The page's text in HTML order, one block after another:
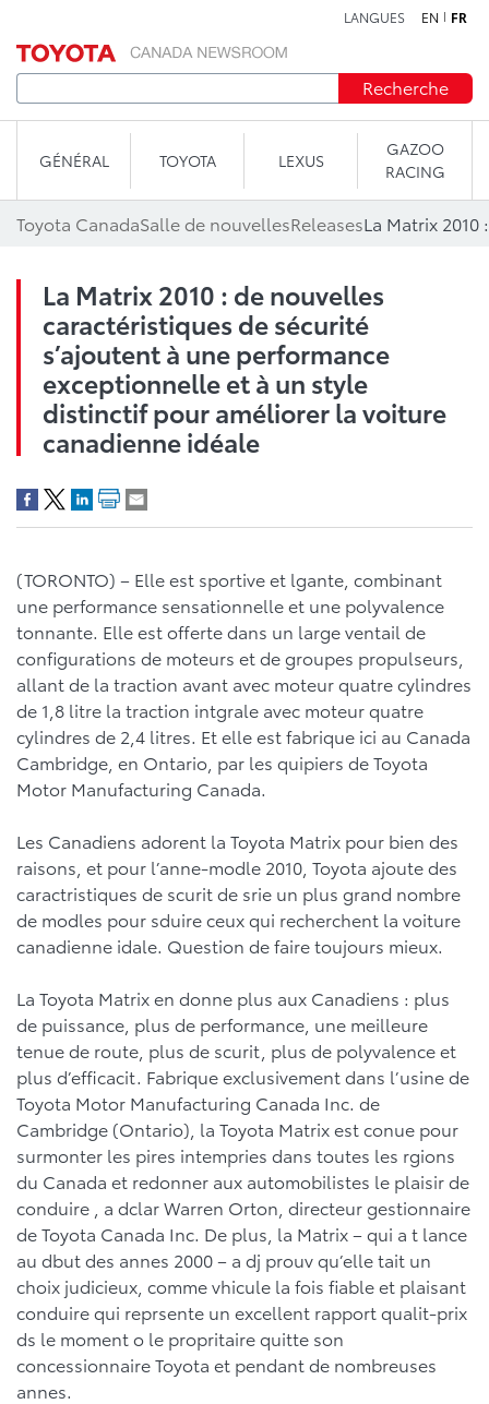
LANGUES EN FR
Recherche
GÉNÉRAL TOYOTA LEXUS
GAZOO
RACING
Toyota CanadaSalle de nouvellesReleases
La Matrix 2010 : de nouvelles
caractéristiques de sécurité
s’ajoutent à une performance
exceptionnelle et à un style
distinctif pour améliorer la voiture
canadienne idéale
(TORONTO) – Elle est sportive et lgante, combinant
une performance sensationnelle et une polyvalence
tonnante. Elle est offerte dans un large ventail de
configurations de moteurs et de groupes propulseurs,
allant de la traction avant avec moteur quatre cylindres
de 1,8 litre la traction intgrale avec moteur quatre
cylindres de 2,4 litres. Et elle est fabrique ici au Canada
Cambridge, en Ontario, par les quipiers de Toyota
Motor Manufacturing Canada.
Les Canadiens adorent la Toyota Matrix pour bien des
raisons, et pour l’anne-modle 2010, Toyota ajoute des
caractristiques de scurit de srie un plus grand nombre
de modles pour sduire ceux qui recherchent la voiture
canadienne idale. Question de faire toujours mieux.
La Toyota Matrix en donne plus aux Canadiens : plus
de puissance, plus de performance, une meilleure
tenue de route, plus de scurit, plus de polyvalence et
plus d’efficacit. Fabrique exclusivement dans l’usine de
Toyota Motor Manufacturing Canada Inc. de
Cambridge (Ontario), la Toyota Matrix est conue pour
surmonter les pires intempries dans toutes les rgions
du Canada et redonner aux automobilistes le plaisir de
conduire , a dclar Warren Orton, directeur gestionnaire
de Toyota Canada Inc. De plus, la Matrix – qui a t lance
au dbut des annes 2000 – a dj prouv qu’elle tait un
choix judicieux, comme vhicule la fois fiable et plaisant
conduire qui reprsente un excellent rapport qualit-prix
ds le moment o le propritaire quitte son
concessionnaire Toyota et pendant de nombreuses
annes.